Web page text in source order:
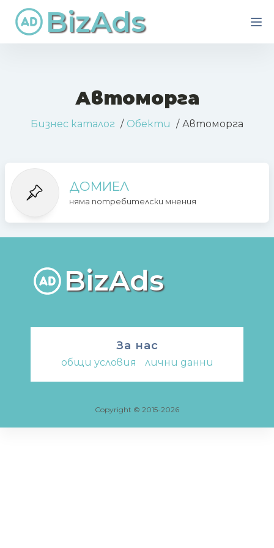
BizAds
Автоморга
Бизнес каталог Обекти Автоморга
ДОМИЕЛ
няма потребителски мнения
BizAds
За нас
общи условия лични данни
Copyright © 2015-2026